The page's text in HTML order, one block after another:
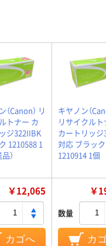
（Canon） リ
トナー カ
ジ322IIBK
1210588 1
）
キヤノン（
リサイクル
カートリッジ
対応 ブラック
1210914 1個
￥12,065
カゴへ
￥
数量
カ